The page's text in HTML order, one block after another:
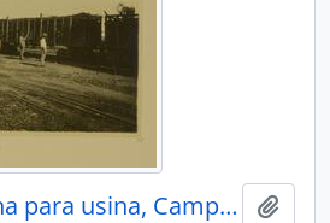
Conduzindo cana para usina, Campos